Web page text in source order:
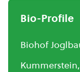
Bio-Profile
Biohof